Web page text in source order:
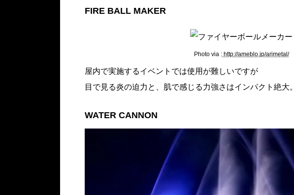
FIRE BALL MAKER
Photo via :http://ameblo.jp/arimetal/
屋内で実施するイベントでは使用が難しいですが
目で見る炎の迫力と、肌で感じる力強さはインパクト絶大。
WATER CANNON